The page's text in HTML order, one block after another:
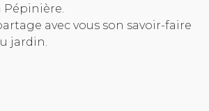
Pépinière.
avec vous son savoir-faire
jardin.